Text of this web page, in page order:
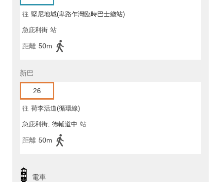
往 堅尼地城(卑路乍灣臨時巴士總站)
急庇利街 站
距離 50m
新巴
26
往 荷李活道(循環線)
急庇利街, 德輔道中 站
距離 50m
電車